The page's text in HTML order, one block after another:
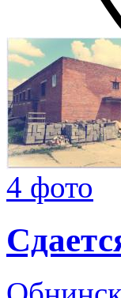
4 фото